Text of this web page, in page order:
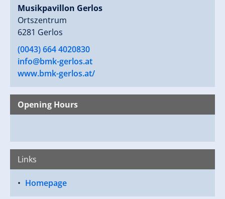
Musikpavillon Gerlos
Ortszentrum
6281 Gerlos
(0043) 664 4020830
info@bmk-gerlos.at
www.bmk-gerlos.at/
Opening Hours
Links
Homepage